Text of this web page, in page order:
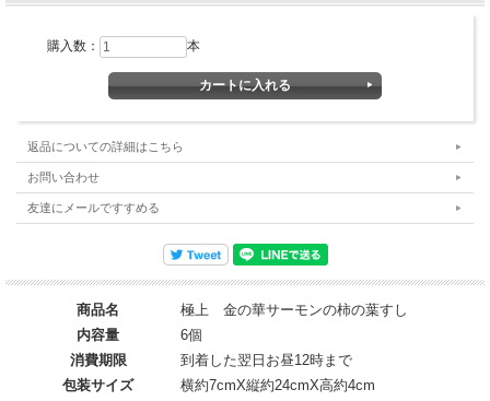
購入数： 本
返品についての詳細はこちら
お問い合わせ
友達にメールですすめる
商品名
極上 金の華サーモンの柿の葉すし
内容量
6個
消費期限
到着した翌日お昼12時まで
包装サイズ
横約7cmX縦約24cmX高約4cm